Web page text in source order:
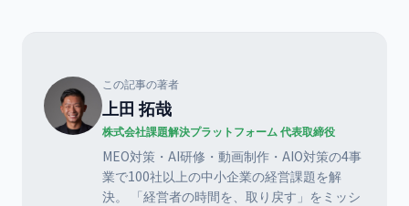
この記事の著者
上田 拓哉
株式会社課題解決プラットフォーム 代表取締役
MEO対策・AI研修・動画制作・AIO対策の4事
業で100社以上の中小企業の経営課題を解
決。 「経営者の時間を、取り戻す」をミッシ